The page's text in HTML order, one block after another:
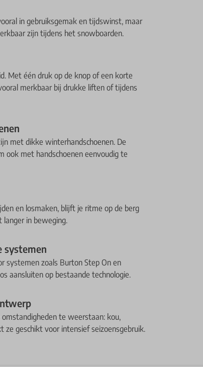
in gebruiksgemak en tijdswinst, maar
zijn tijdens het snowboarden.
Met één druk op de knop of een korte
merkbaar bij drukke liften of tijdens
met dikke winterhandschoenen. De
ook met handschoenen eenvoudig te
en losmaken, blijft je ritme op de berg
langer in beweging.
systemen
systemen zoals Burton Step On en
aansluiten op bestaande technologie.
te weerstaan: kou,
ze geschikt voor intensief seizoensgebruik.